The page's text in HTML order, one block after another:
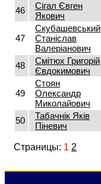
46
Сігал Євген
Якович
47
Скубашевський
Станіслав
Валеріанович
48
Смітюх Григорій
Євдокимович
49
Стоян
Олександр
Миколайович
50
Табачнік Яків
Піневич
Страницы: 1 2